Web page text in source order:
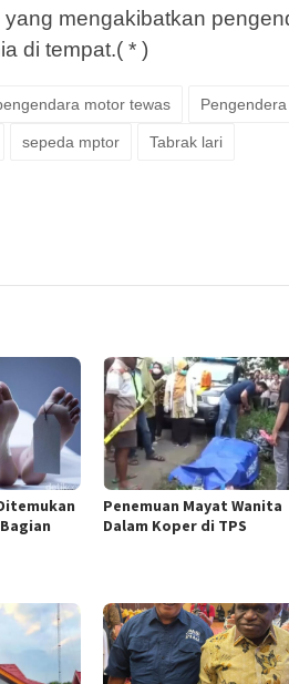
mengakibatkan
di tempat.( * )
motor tewas
sepeda mptor Tabrak lari
Penemuan Mayat Wanita
Dalam Koper di TPS